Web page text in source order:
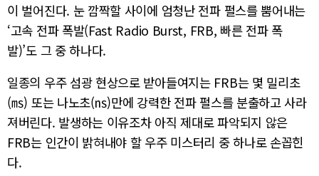
이 벌어진다. 눈 깜짝할 사이에 엄청난 전파 펄스를 뿜어내는
‘고속 전파 폭발(Fast Radio Burst, FRB, 빠른 전파 폭
발)’도 그 중 하나다.
일종의 우주 섬광 현상으로 받아들여지는 FRB는 몇 밀리초
(㎳) 또는 나노초(㎱)만에 강력한 전파 펄스를 분출하고 사라
져버린다. 발생하는 이유조차 아직 제대로 파악되지 않은
FRB는 인간이 밝혀내야 할 우주 미스터리 중 하나로 손꼽힌
다.